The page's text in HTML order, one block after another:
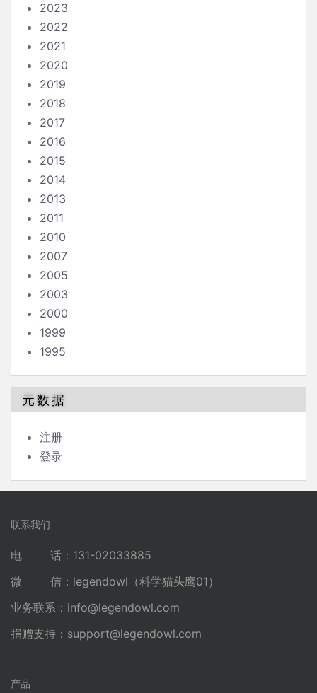
2023
2022
2021
2020
2019
2018
2017
2016
2015
2014
2013
2011
2010
2007
2005
2003
2000
1999
1995
元数据
注册
登录
联系我们
电 话：131-02033885
微 信：legendowl（科学猫头鹰01）
业务联系： info@legendowl.com
捐赠支持： support@legendowl.com
产品